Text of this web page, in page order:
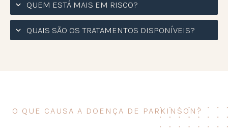
QUEM ESTÁ MAIS EM RISCO?
QUAIS SÃO OS TRATAMENTOS DISPONÍVEIS?
O QUE CAUSA A DOENÇA DE PARKINSON?